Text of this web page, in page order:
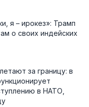
я – ирокез»: Трамп
о своих индейских
за границу: в
в НАТО,